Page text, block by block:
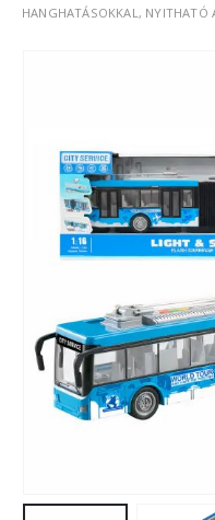
HANGHATÁSOKKAL, NYITHATÓ